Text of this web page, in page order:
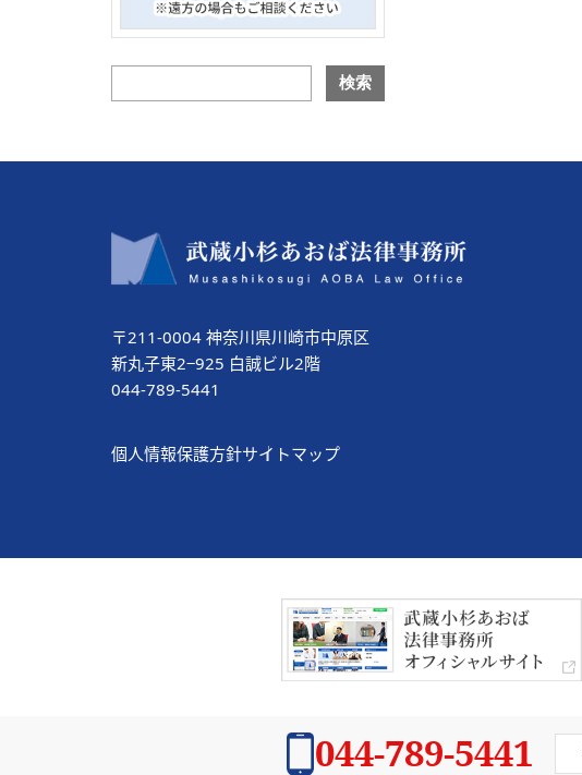
〒211-0004 神奈川県川崎市中原区
新丸子東2−925 白誠ビル2階
044-789-5441
個人情報保護方針サイトマップ
044-789-5441